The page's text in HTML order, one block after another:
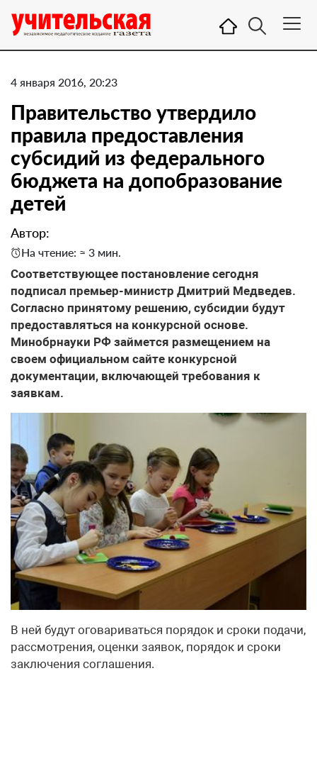
4 января 2016, 20:23
Правительство утвердило
правила предоставления
субсидий из федерального
бюджета на допобразование
детей
Автор:
На чтение: ≈ 3 мин.
Соответствующее постановление сегодня
подписал премьер-министр Дмитрий Медведев.
Согласно принятому решению, субсидии будут
предоставляться на конкурсной основе.
Минобрнауки РФ займется размещением на
своем официальном сайте конкурсной
документации, включающей требования к
заявкам.
В ней будут оговариваться порядок и сроки подачи,
рассмотрения, оценки заявок, порядок и сроки
заключения соглашения.